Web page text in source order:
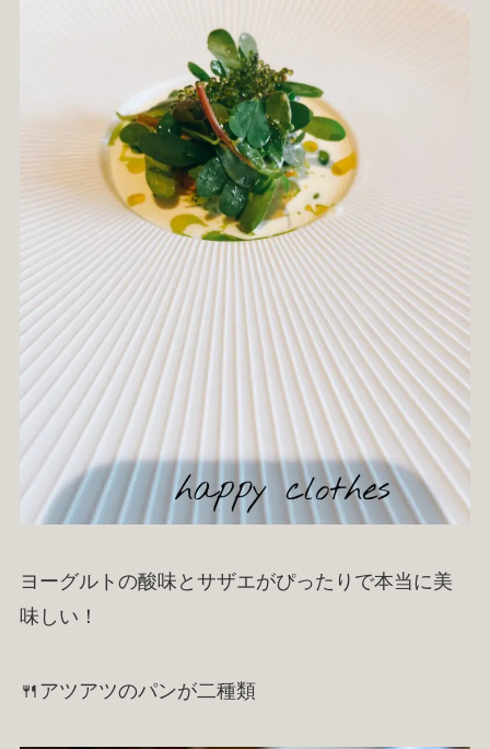
ヨーグルトの酸味とサザエがぴったりで本当に美
味しい！
🍴アツアツのパンが二種類